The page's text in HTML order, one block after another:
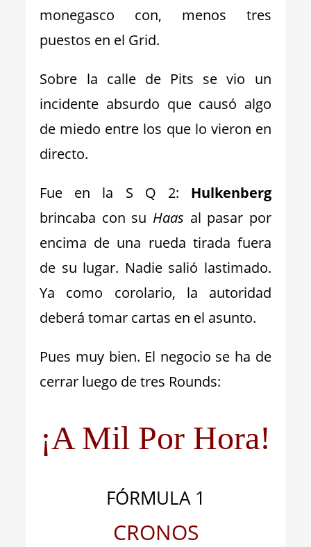
monegasco con, menos tres
puestos en el Grid.
Sobre la calle de Pits se vio un
incidente absurdo que causó algo
de miedo entre los que lo vieron en
directo.
Fue en la S Q 2: Hulkenberg
brincaba con su Haas al pasar por
encima de una rueda tirada fuera
de su lugar. Nadie salió lastimado.
Ya como corolario, la autoridad
deberá tomar cartas en el asunto.
Pues muy bien. El negocio se ha de
cerrar luego de tres Rounds:
¡A Mil Por Hora!
FÓRMULA 1
CRONOS